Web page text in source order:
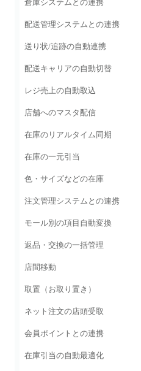
倉庫システムとの連携
配送管理システムとの連携
送り状/追跡の自動連携
配送キャリアの自動切替
レジ売上の自動取込
店舗へのマスタ配信
在庫のリアルタイム同期
在庫の一元引当
色・サイズなどの在庫
注文管理システムとの連携
モール別の項目自動変換
返品・交換の一括管理
店間移動
取置（お取り置き）
ネット注文の店頭受取
会員ポイントとの連携
在庫引当の自動最適化